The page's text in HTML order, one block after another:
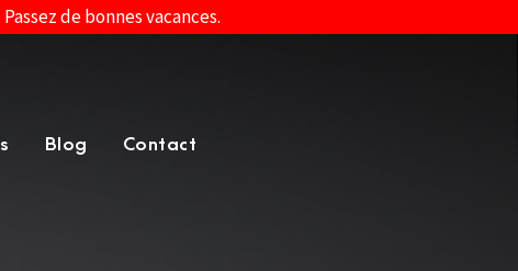
de bonnes vacances.
Blog Contact